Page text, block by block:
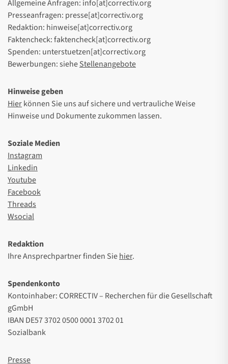
Allgemeine Anfragen: info[at]correctiv.org
Presseanfragen: presse[at]correctiv.org
Redaktion: hinweise[at]correctiv.org
Faktencheck: faktencheck[at]correctiv.org
Spenden: unterstuetzen[at]correctiv.org
Bewerbungen: sieheStellenangebote
Hinweise geben
Hierkönnen Sie uns auf sichere und vertrauliche Weise
Hinweise und Dokumente zukommen lassen.
Soziale Medien
Instagram
Linkedin
Youtube
Facebook
Threads
Wsocial
Redaktion
Ihre Ansprechpartner finden Siehier.
Spendenkonto
Kontoinhaber: CORRECTIV – Recherchen für die Gesellschaft
gGmbH
IBAN DE57 3702 0500 0001 3702 01
Sozialbank
Presse